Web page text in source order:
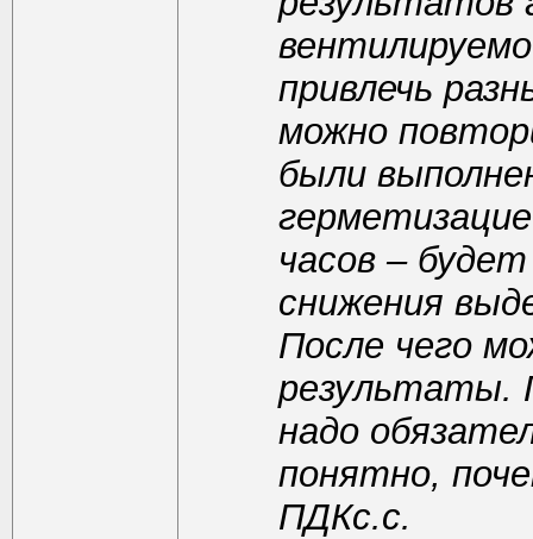
привлечь
можно
были
часов –
снижения
После чего
результаты.
надо
понятно,
ПДКс.с.